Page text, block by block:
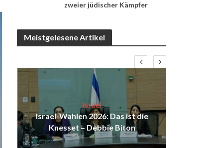
zweier jüdischer Kämpfer
Meistgelesene Artikel
Israel
Israel-Wahlen 2026: Das ist die
Knesset – Debbie Biton